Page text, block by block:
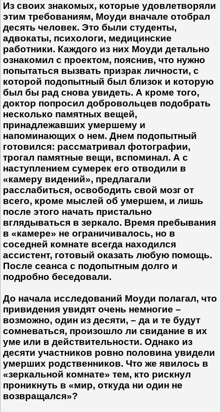
Из своих знакомых, которые удовлетворяли
этим требованиям, Моуди вначале отобрал
десять человек. Это были студенты,
адвокаты, психологи, медицинские
работники. Каждого из них Моуди детально
ознакомил с проектом, пояснив, что нужно
попытаться вызвать призрак личности, с
которой подопытный был близок и которую
был бы рад снова увидеть. А кроме того,
доктор попросил добровольцев подобрать
несколько памятных вещей,
принадлежавших умершему и
напоминающих о нем. Днем подопытный
готовился: рассматривал фотографии,
трогал памятные вещи, вспоминал. А с
наступлением сумерек его отводили в
«камеру видений», предлагали
расслабиться, освободить свой мозг от
всего, кроме мыслей об умершем, и лишь
после этого начать пристально
вглядываться в зеркало. Время пре­бывания
в «камере» не ограничивалось, но в
соседней комнате всегда находился
ассистент, готовый оказать любую помощь.
После сеанса с подопытным долго и
подробно беседовали.
До начала исследований Моуди полагал, что
привидения увидят очень немногие –
возможно, один из десяти, – да и те будут
сомне­ваться, произошло ли свидание в их
уме или в действительности. Однако из
десяти участников ровно половина увидели
умерших род­ственников. Что же явилось в
«зеркальной комнате» тем, кто рискнул
проникнуть в «мир, откуда ни один не
возвращался»?